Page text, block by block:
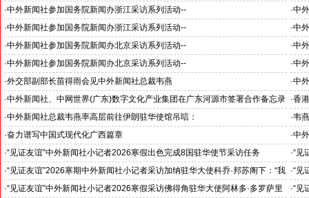
旭日应急救援队硬核抗巴“威风”护平安
国
·中外新闻社参加国务院新闻办浙江采访系列活动--
杭州大学人工智能领域取得创造性成就
·中
·中外新闻社参加国务院新闻办浙江采访系列活动--
推动科技创新和产业创新深度融合
·中
“科
·中外新闻社参加国务院新闻办北京采访系列活动--
见证科技创新和产业创新高质量发展
·中
小
·中外新闻社参加国务院新闻办北京采访系列活动--
北京人形机器人创新中心打造具有全球影响力的应用示范高地
·中
·外交部副部长苗得雨会见中外新闻社总裁韦燕 ·中
证
·中外新闻社、中网世界(广东)数字文化产业集团在广东河源市签署合作备忘录 ·香
·中外新闻社总裁韦燕率高层前往伊朗驻华使馆吊唁：
对哈梅内伊最高领袖遇难表示沉痛哀悼
·韦
·奋力谱写中国式现代化广西篇章
--中外新闻社2026全国两会报道之三
·中
·“见证友谊”中外新闻社小记者2026寒假出色完成8国驻华使节采访任务
斯洛伐克驻华大使莱齐亚克阁下为小记者们颁发“优秀小记者(优秀小小外交
官)”证书
·“见
下：
·“见证友谊”2026寒期中外新闻社小记者采访加纳驻华大使科乔·邦苏阁下：“我
十分享受在中国的时光……”
·“见
们将
·“见证友谊”中外新闻社小记者2026寒假采访佛得角驻华大使阿林多·多罗萨里
·“见